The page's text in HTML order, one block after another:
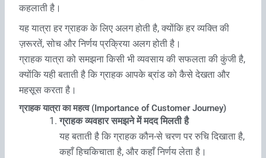
कहलाती है।
यह यात्रा हर ग्राहक के लिए अलग होती है, क्योंकि हर व्यक्ति की
ज़रूरतें, सोच और निर्णय प्रक्रिया अलग होती है।
ग्राहक यात्रा को समझना किसी भी व्यवसाय की सफलता की कुंजी है,
क्योंकि यही बताती है कि ग्राहक आपके ब्रांड को कैसे देखता और
महसूस करता है।
ग्राहक यात्रा का महत्व (Importance of Customer Journey)
ग्राहक व्यवहार समझने में मदद मिलती है
यह बताती है कि ग्राहक कौन-से चरण पर रुचि दिखाता है,
कहाँ हिचकिचाता है, और कहाँ निर्णय लेता है।